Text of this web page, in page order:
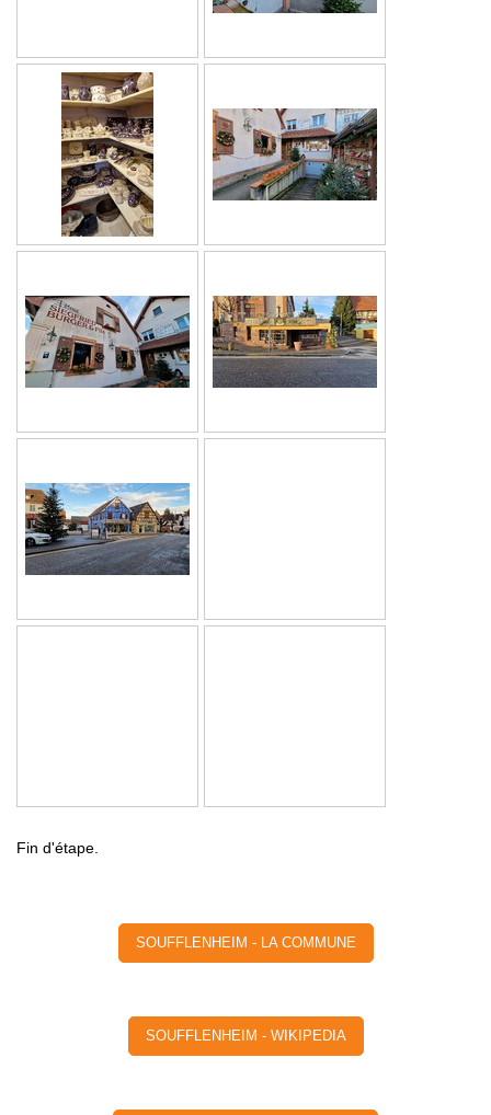
Fin d'étape.
SOUFFLENHEIM - LA COMMUNE
SOUFFLENHEIM - WIKIPEDIA